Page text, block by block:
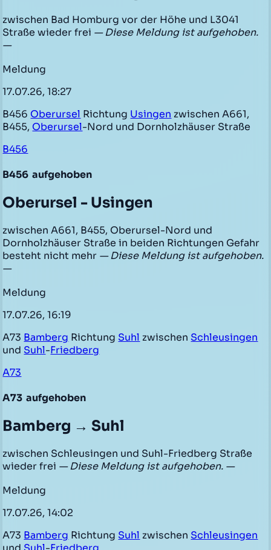
zwischen Bad Homburg vor der Höhe und L3041
Straße wieder frei — Diese Meldung ist aufgehoben.
—
Meldung
17.07.26, 18:27
B456 Oberursel Richtung Usingen zwischen A661,
B455, Oberursel-Nord und Dornholzhäuser Straße
B456
B456 aufgehoben
Oberursel - Usingen
zwischen A661, B455, Oberursel-Nord und
Dornholzhäuser Straße in beiden Richtungen Gefahr
besteht nicht mehr — Diese Meldung ist aufgehoben.
—
Meldung
17.07.26, 16:19
A73 Bamberg Richtung Suhl zwischen Schleusingen
und Suhl-Friedberg
A73
A73 aufgehoben
Bamberg → Suhl
zwischen Schleusingen und Suhl-Friedberg Straße
wieder frei — Diese Meldung ist aufgehoben. —
Meldung
17.07.26, 14:02
A73 Bamberg Richtung Suhl zwischen Schleusingen